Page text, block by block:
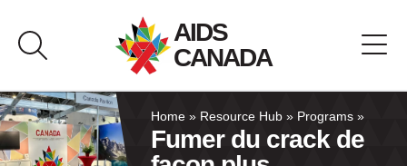
content
AIDS
CANADA
About AIDS CanadaHome » Resource Hub » Programs »
Fumer du crack de